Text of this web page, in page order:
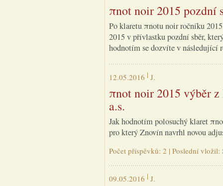
πnot noir 2015 pozdní
Po klaretu πnotu noir ročníku
2015 v přívlastku pozdní sběr,
hodnotím se dozvíte v následující
12.05.2016 J.
πnot noir 2015 výběr
a.s.
Jak hodnotím polosuchý klaret
pro který Znovín navrhl novou
Počet příspěvků: 2 | Poslední
09.05.2016 J.